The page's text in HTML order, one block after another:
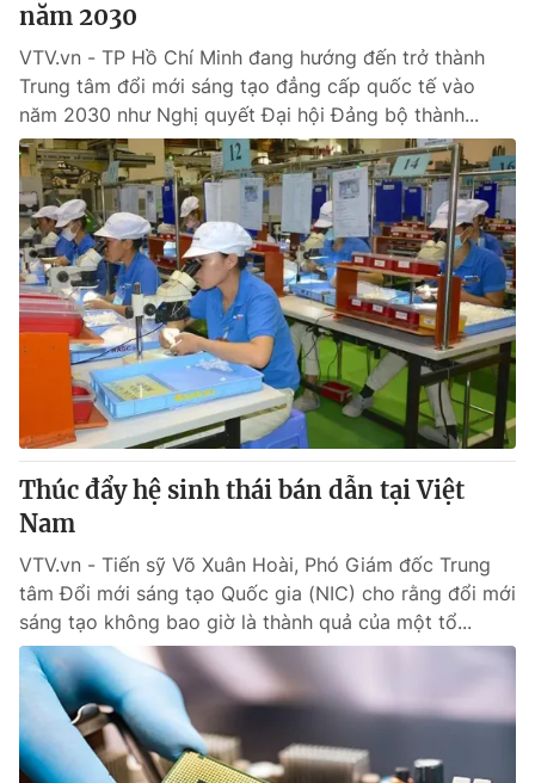
năm 2030
VTV.vn - TP Hồ Chí Minh đang hướng đến trở thành
Trung tâm đổi mới sáng tạo đẳng cấp quốc tế vào
năm 2030 như Nghị quyết Đại hội Đảng bộ thành...
Thúc đẩy hệ sinh thái bán dẫn tại Việt
Nam
VTV.vn - Tiến sỹ Võ Xuân Hoài, Phó Giám đốc Trung
tâm Đổi mới sáng tạo Quốc gia (NIC) cho rằng đổi mới
sáng tạo không bao giờ là thành quả của một tổ...